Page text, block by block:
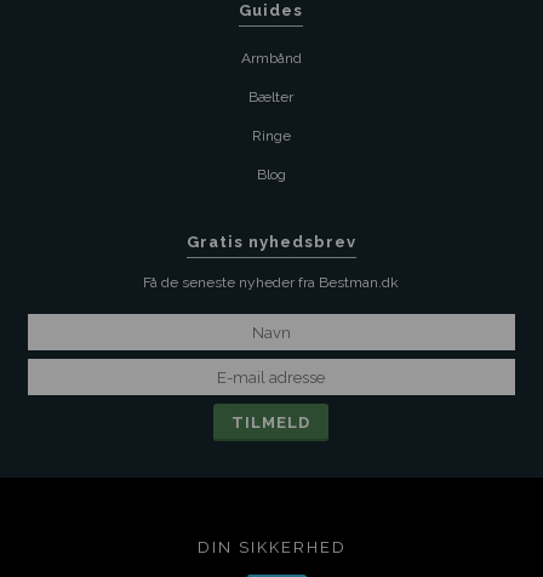
Guides
Armbånd
Bælter
Ringe
Blog
Gratis nyhedsbrev
Få de seneste nyheder fra Bestman.dk
DIN SIKKERHED